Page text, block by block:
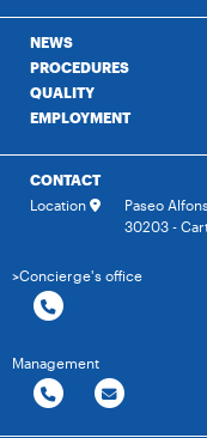
NEWS
PROCEDURES
QUALITY
EMPLOYMENT
CONTACT
Location
Paseo
30203 -
>Concierge's office
Management